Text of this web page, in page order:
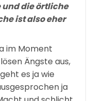
die örtliche
ist also eher
im Moment
Ängste aus,
es ja wie
ja